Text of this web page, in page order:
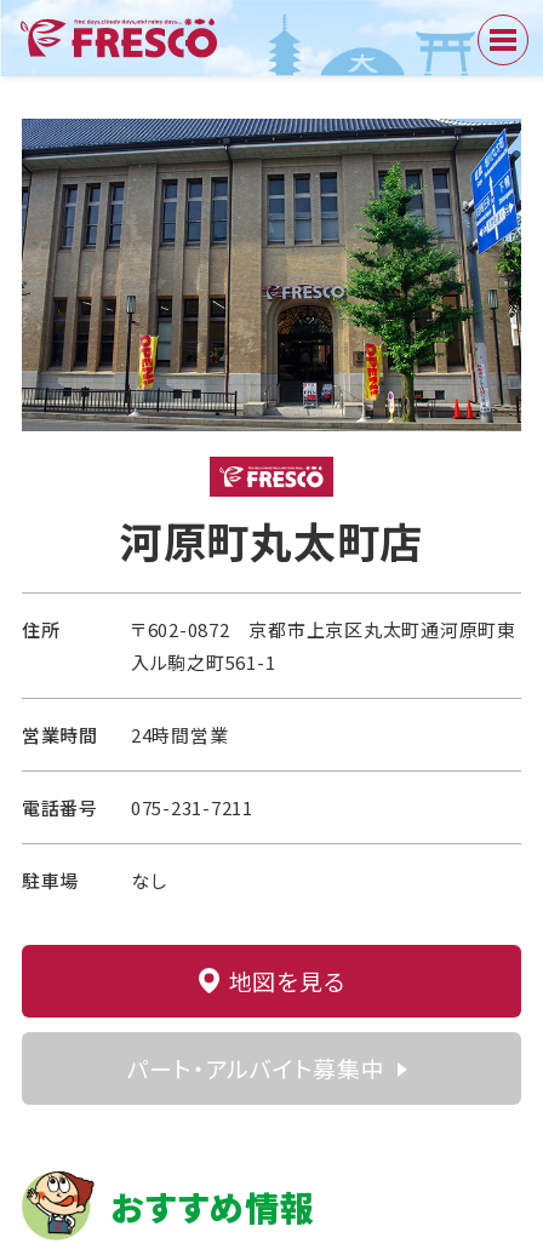
河原町丸太町店
住所
〒602-0872 京都市上京区丸太町通河原町東
入ル駒之町561-1
営業時間 24時間営業
電話番号 075-231-7211
駐車場 なし
地図を見る
パート・アルバイト募集中
おすすめ情報